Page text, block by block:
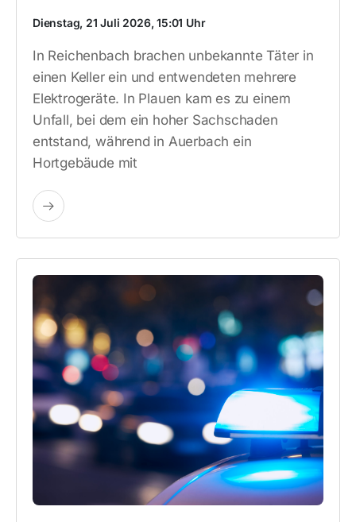
Dienstag, 21 Juli 2026, 15:01 Uhr
In Reichenbach brachen unbekannte Täter in
einen Keller ein und entwendeten mehrere
Elektrogeräte. In Plauen kam es zu einem
Unfall, bei dem ein hoher Sachschaden
entstand, während in Auerbach ein
Hortgebäude mit